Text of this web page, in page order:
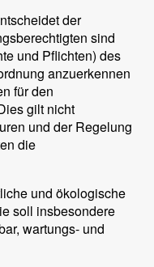
der
sind
und Pflichten) des
anzuerkennen
für den
gilt nicht
und der Regelung
die
und ökologische
soll insbesondere
wartungs- und